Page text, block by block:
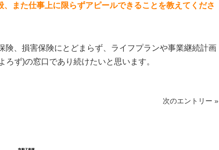
また仕事上に限らずアピールできることを教えてくださ
、損害保険にとどまらず、ライフプランや事業継続計画
ず)の窓口であり続けたいと思います。
次のエントリー »